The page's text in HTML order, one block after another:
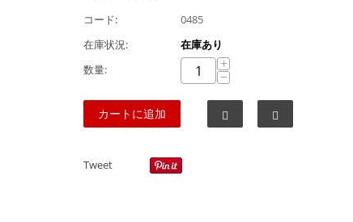
コード:
0485
在庫状況:
在庫あり
数量:
+
−
カートに追加
Tweet